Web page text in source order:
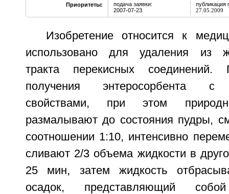
Приоритеты:
подача заявки:
2007-07-23
публикация
27.05.2009
Изобретение относится к
использовано для удаления из
тракта перекисных соединений.
получения энтеросорбента с
свойствами, при этом
размалывают до состояния пудры,
соотношении 1:10, интенсивно
сливают 2/3 объема жидкости в
25 мин, затем жидкость
осадок, представляющий